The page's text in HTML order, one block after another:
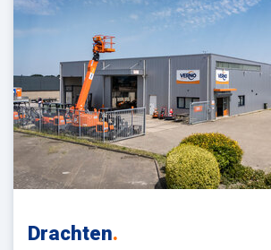
Drachten.